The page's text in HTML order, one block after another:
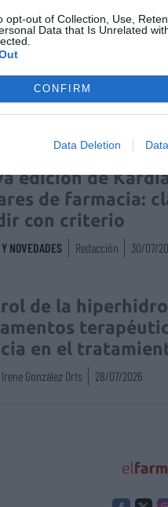
opt-out of Collection, Use,
Data that Is Unrelated
CONFIRM
Data Deletion
un apoyo
infantil
30/07/
edición de
de farmacia:
con criterio
NOVEDADES Redacción 30/07/
de la
en el
Irene González Orts 28/07/2026